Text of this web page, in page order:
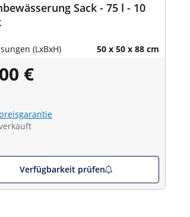
Sack - 75 l - 10
(LxBxH) 50 x 50 x 88 cm
€
Verfügbarkeit prüfen